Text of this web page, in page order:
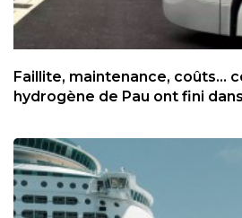
Faillite, maintenance, coûts...
hydrogène de Pau ont fini